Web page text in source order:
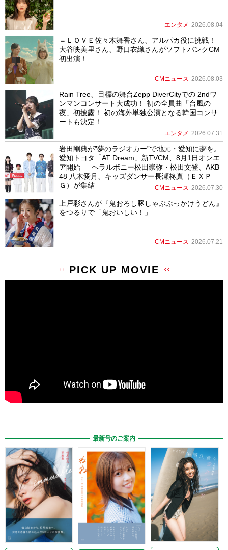
エンタメ 2026.08.04
＝ＬＯＶＥ佐々木舞香さん、アルパカ役に挑戦！
大谷映美里さん、野口衣織さんがソフトバンクCM
初出演！
CMニュース 2026.08.03
Rain Tree、目標の舞台Zepp DiverCityでの 2ndワ
ンマンコンサート大成功！ 初の全員曲「台風の
夜」初披露！ 初の海外単独公演となる韓国コンサ
ートも決定！
エンタメ 2026.07.31
岩田剛典が”夢のラジオカー”で地元・愛知に夢を。
愛知トヨタ「AT Dream」新TVCM、8月1日オンエ
ア開始 ― ヘラルボニー松田崇弥・松田文登、AKB
48 八木愛月、キッズダンサー長瀬柊真（ＥＸＰ
Ｇ）が集結 ―
CMニュース 2026.07.30
上戸彩さんが『鬼おろし豚しゃぶぶっかけうどん』
をつるりで「鬼おいしい！」
CMニュース 2026.07.21
PICK UP MOVIE
最新号のご案内